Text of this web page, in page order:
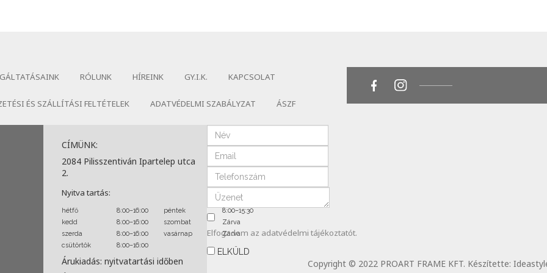
RÓLUNK HÍREINK GY.I.K. KAPCSOLAT
ÉS SZÁLLÍTÁSI FELTÉTELEK ADATVÉDELMI SZABÁLYZAT ÁSZF
CÍMÜNK:
2084 Pilisszentiván Ipartelep utca
2.
Nyitva tartás:
hétfő 8:00–16:00 péntek
8:00–15:30
kedd
8:00–16:00 szombat
Zárva
szerda
8:00–16:00 vasárnap
Zárva
csütörtök
8:00–16:00
Árukiadás: nyitvatartási időben
Elfogadom az adatvédelmi tájékoztatót.
ELKÜLD
Copyright © 2022 PROART FRAME KFT. Készítette: